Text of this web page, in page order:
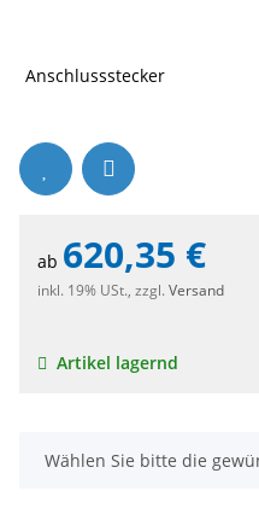
Anschlussstecker
ab 620,35 €
inkl. 19% USt., zzgl. Versand
Artikel lagernd
x
Wählen Sie bitte die